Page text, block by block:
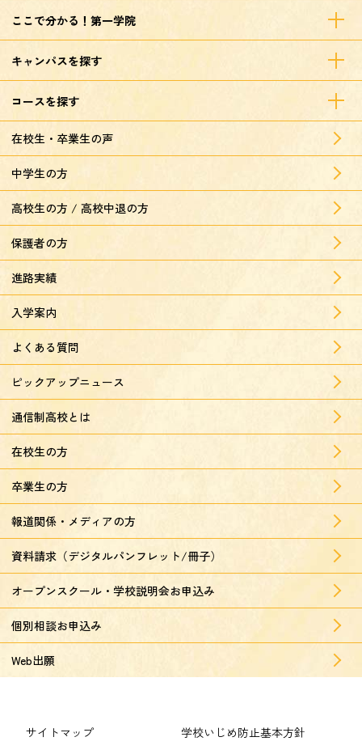
ここで分かる！第一学院
キャンパスを探す
コースを探す
在校生・卒業生の声
中学生の方
高校生の方 / 高校中退の方
保護者の方
進路実績
入学案内
よくある質問
ピックアップニュース
通信制高校とは
在校生の方
卒業生の方
報道関係・メディアの方
資料請求（デジタルパンフレット/冊子）
オープンスクール・学校説明会お申込み
個別相談お申込み
Web出願
サイトマップ 学校いじめ防止基本方針